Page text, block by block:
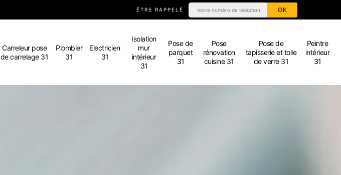
ÊTRE RAPPELÉ
Carreleur pose
de carrelage 31
Plombier
31
Electricien
31
Isolation
mur
intérieur
31
Pose de
parquet
31
Pose
rénovation
cuisine 31
Pose de
tapisserie et toile
de verre 31
Peintre
intérieur
31